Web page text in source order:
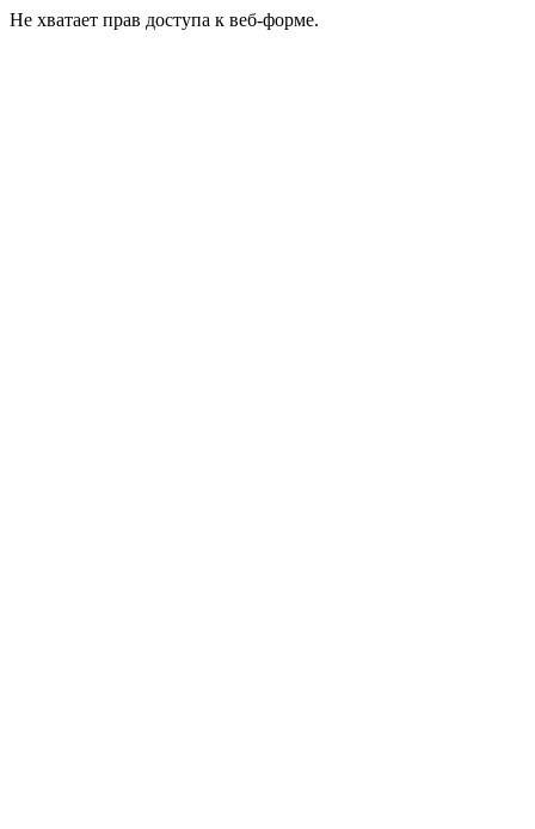
Не хватает прав доступа к веб-форме.